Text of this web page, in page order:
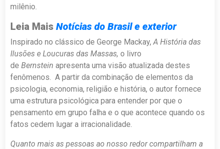
milênio.
Leia MaisNotícias do Brasil e exterior
Inspirado no clássico de George Mackay,A História das
Ilusões e Loucuras das Massas,o livro
deBernstein apresenta uma visão atualizada destes
fenômenos. A partir da combinação de elementos da
psicologia, economia, religião e história, o autor fornece
uma estrutura psicológica para entender por que o
pensamento em grupo falha e o que acontece quando os
fatos cedem lugar a irracionalidade.
Quanto mais as pessoas ao nosso redor compartilham a